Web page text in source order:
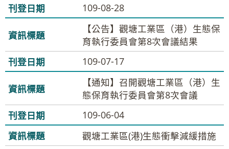
109-08-28
【公告】觀塘工業區（港）生態保
育執行委員會第8次會議結果
109-07-17
【通知】召開觀塘工業區（港）生
態保育執行委員會第8次會議
109-06-04
觀塘工業區(港)生態衝擊減緩措施